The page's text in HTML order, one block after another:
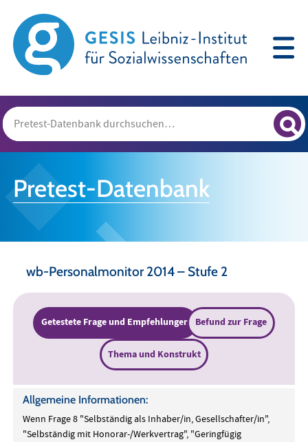
Pretest-Datenbank
wb-Personalmonitor 2014 – Stufe 2
Getestete Frage und Empfehlungen Befund zur Frage
Thema und Konstrukt
Allgemeine Informationen:
Wenn Frage 8 "Selbständig als Inhaber/in, Gesellschafter/in",
"Selbständig mit Honorar-/Werkvertrag", "Geringfügig